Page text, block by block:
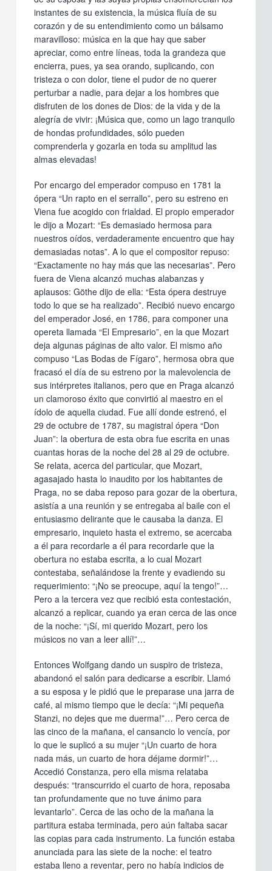
instantes de su existencia, la música fluía de su
corazón y de su entendimiento como un bálsamo
maravilloso: música en la que hay que saber
apreciar, como entre líneas, toda la grandeza que
encierra, pues, ya sea orando, suplicando, con
tristeza o con dolor, tiene el pudor de no querer
perturbar a nadie, para dejar a los hombres que
disfruten de los dones de Dios: de la vida y de la
alegría de vivir: ¡Música que, como un lago tranquilo
de hondas profundidades, sólo pueden
comprenderla y gozarla en toda su amplitud las
almas elevadas!
Por encargo del emperador compuso en 1781 la
ópera “Un rapto en el serrallo”, pero su estreno en
Viena fue acogido con frialdad. El propio emperador
le dijo a Mozart: “Es demasiado hermosa para
nuestros oídos, verdaderamente encuentro que hay
demasiadas notas”. A lo que el compositor repuso:
“Exactamente no hay más que las necesarias”. Pero
fuera de Viena alcanzó muchas alabanzas y
aplausos: Göthe dijo de ella: “Esta ópera destruye
todo lo que se ha realizado”. Recibió nuevo encargo
del emperador José, en 1786, para componer una
opereta llamada “El Empresario”, en la que Mozart
deja algunas páginas de alto valor. El mismo año
compuso “Las Bodas de Fígaro”, hermosa obra que
fracasó el día de su estreno por la malevolencia de
sus intérpretes italianos, pero que en Praga alcanzó
un clamoroso éxito que convirtió al maestro en el
ídolo de aquella ciudad. Fue allí donde estrenó, el
29 de octubre de 1787, su magistral ópera “Don
Juan”: la obertura de esta obra fue escrita en unas
cuantas horas de la noche del 28 al 29 de octubre.
Se relata, acerca del particular, que Mozart,
agasajado hasta lo inaudito por los habitantes de
Praga, no se daba reposo para gozar de la obertura,
asistía a una reunión y se entregaba al baile con el
entusiasmo delirante que le causaba la danza. El
empresario, inquieto hasta el extremo, se acercaba
a él para recordarle a él para recordarle que la
obertura no estaba escrita, a lo cual Mozart
contestaba, señalándose la frente y evadiendo su
requerimiento: “¡No se preocupe, aquí la tengo!”…
Pero a la tercera vez que recibió esta contestación,
alcanzó a replicar, cuando ya eran cerca de las once
de la noche: “¡Sí, mi querido Mozart, pero los
músicos no van a leer allí!”…
Entonces Wolfgang dando un suspiro de tristeza,
abandonó el salón para dedicarse a escribir. Llamó
a su esposa y le pidió que le preparase una jarra de
café, al mismo tiempo que le decía: “¡Mi pequeña
Stanzi, no dejes que me duerma!”… Pero cerca de
las cinco de la mañana, el cansancio lo vencía, por
lo que le suplicó a su mujer “¡Un cuarto de hora
nada más, un cuarto de hora déjame dormir!”…
Accedió Constanza, pero ella misma relataba
después: “transcurrido el cuarto de hora, reposaba
tan profundamente que no tuve ánimo para
levantarlo”. Cerca de las ocho de la mañana la
partitura estaba terminada, pero aún faltaba sacar
las copias para cada instrumento. La función estaba
anunciada para las siete de la noche: el teatro
estaba lleno a reventar, pero no había indicios de